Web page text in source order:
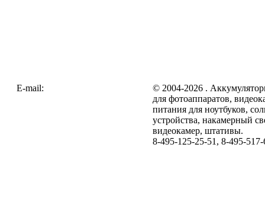
E-mail:
© 2004-2026 .
для фотоаппаратов,
питания для ноутбуков,
устройства, накамерный
видеокамер, штативы.
8-495-125-25-51, 8-495-